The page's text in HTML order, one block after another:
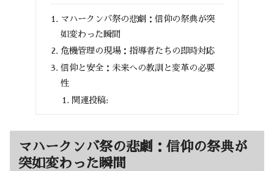
マハークンバ祭の悲劇：信仰の祭典が突
如変わった瞬間
危機管理の現場：指導者たちの即時対応
信仰と安全：未来への教訓と変革の必要
性
関連投稿:
マハークンバ祭の悲劇：信仰の祭典が
突如変わった瞬間